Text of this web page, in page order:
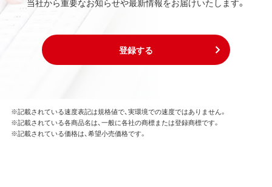
当社から重要なお知らせや最新情報をお届けいたします。
登録する
※記載されている速度表記は規格値で、実環境での速度ではありません。
※記載されている各商品名は、一般に各社の商標または登録商標です。
※記載されている価格は、希望小売価格です。